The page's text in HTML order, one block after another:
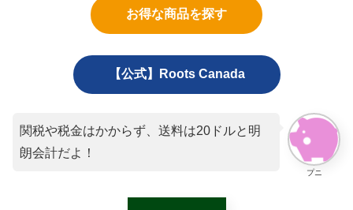
お得な商品を探す
【公式】Roots Canada
プニ
関税や税金はかからず、送料は20ドルと明
朗会計だよ！